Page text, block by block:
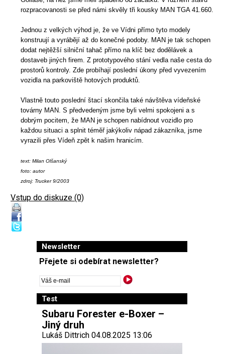
rozpracovanosti se před námi skvěly tři kousky MAN TGA 41.660.
Jednou z velkých výhod je, že ve Vídni přímo tyto modely
konstruují a vyrábějí až do konečné podoby. MAN je tak schopen
dodat nejtěžší silniční tahač přímo na klíč bez dodělávek a
dostaveb jiných firem. Z prototypového stání vedla naše cesta do
prostorů kontroly. Zde probíhají poslední úkony před vyvezením
vozidla na parkoviště hotových produktů.
Vlastně touto poslední štací skončila také návštěva vídeňské
továrny MAN. S předvedeným jsme byli velmi spokojeni a s
dobrým pocitem, že MAN je schopen nabídnout vozidlo pro
každou situaci a splnit téměř jakýkoliv nápad zákazníka, jsme
vyrazili přes Vídeň zpět k našim hranicím.
text: Milan Olšanský
foto: autor
zdroj: Trucker 9/2003
Vstup do diskuze (0)
Newsletter
Přejete si odebírat newsletter?
Test
Subaru Forester e-Boxer –
Jiný druh
Lukáš Dittrich 04.08.2025 13:06